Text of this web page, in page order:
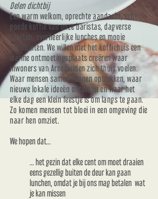
Delen dichtbij
Een warm welkom, oprechte aandacht, écht
goede koffie van onze baristas, dagverse
taarten, overheerlijke lunches en mooie
activiteiten. We willen met het koffiehuis een
warme ontmoetingsplaats creëren waar
inwoners van Arnemuiden zich thuis voelen.
Waar mensen samen kunnen optrekken, waar
nieuwe lokale ideeën ontstaan en waar het
elke dag een klein feestje is om langs te gaan.
Zo komen mensen tot bloei in een omgeving die
naar hen omziet.
We hopen dat...
... het gezin dat elke cent om moet draaien
eens gezellig buiten de deur kan gaan
lunchen, omdat je bij ons mag betalen wat
je kan missen